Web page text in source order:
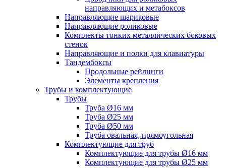
направляющих и метабоксов
Направляющие шариковые
Направляющие роликовые
Комплекты тонких металлических боковых
стенок
Направляющие и полки для клавиатуры
Тандембоксы
Продольные рейлинги
Элементы крепления
Трубы и комплектующие
Трубы
Труба Ø16 мм
Труба Ø25 мм
Труба Ø50 мм
Труба овальная, прямоугольная
Комплектующие для труб
Комплектующие для трубы Ø16 мм
Комплектующие для трубы Ø25 мм